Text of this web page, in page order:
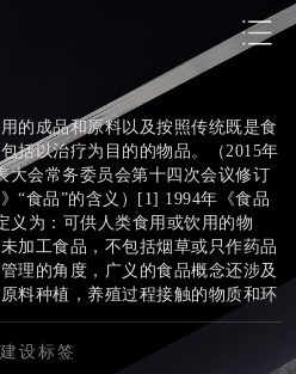
的成品和原料以及按照传统既是食
括以治疗为目的的物品。（2015年
大会常务委员会第十四次会议修订
“食品”的含义）[1] 1994年《食品
义为：可供人类食用或饮用的物
加工食品，不包括烟草或只作药品
理的角度，广义的食品概念还涉及
料种植，养殖过程接触的物质和环
或间接接触食品的包装材料，设施
设标签